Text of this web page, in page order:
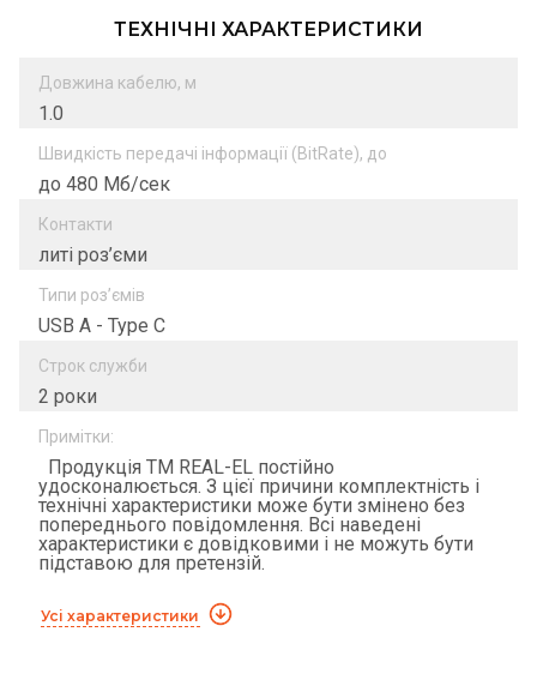
ТЕХНІЧНІ ХАРАКТЕРИСТИКИ
Довжина кабелю, м
1.0
Швидкість передачі інформації (BitRate), до
до 480 Мб/сек
Контакти
литі роз’єми
Типи роз’ємів
USB A - Type C
Строк служби
2 роки
Примітки:
Продукція ТМ REAL-EL постійно
удосконалюється. З цієї причини комплектність і
технічні характеристики може бути змінено без
попереднього повідомлення. Всі наведені
характеристики є довідковими і не можуть бути
підставою для претензій.
Усі характеристики